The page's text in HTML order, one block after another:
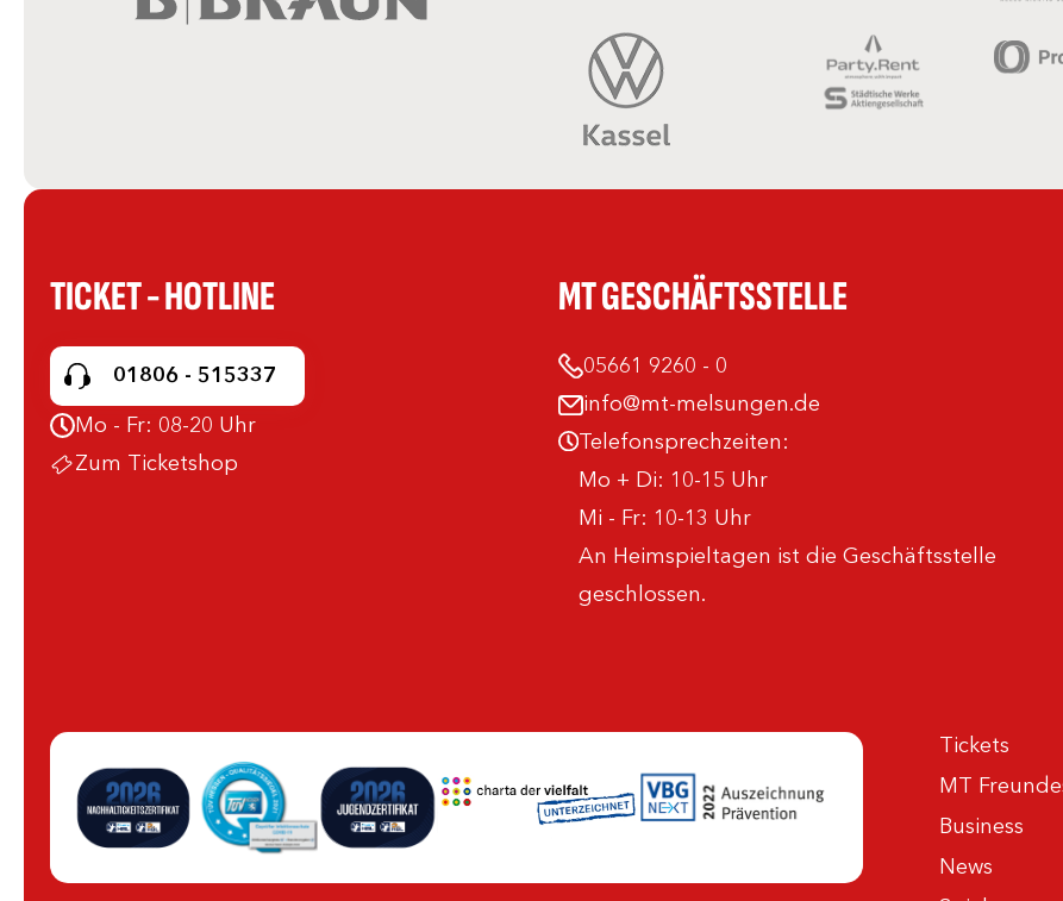
TICKET - HOTLINE
01806 - 515337
Mo - Fr: 08-20 Uhr
Zum Ticketshop
MT GESCHÄFTSSTELLE
05661 9260 - 0
info@mt-melsungen.de
Telefonsprechzeiten:
Mo + Di: 10-15 Uhr
Mi - Fr: 10-13 Uhr
An Heimspieltagen ist die Geschäftsstelle
geschlossen.
Tickets
MT
Business
News